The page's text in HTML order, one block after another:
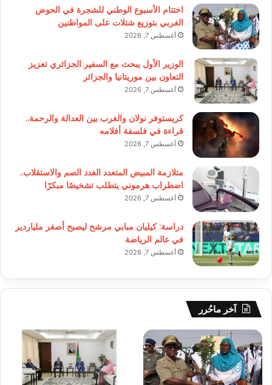
اختتام الأسبوع الوطني للشجرة في الحوض
الغربي بتوزيع شتلات على المواطنين
أغسطس 7, 2026
الوزير الأول يبحث مع السفير الجزائري تعزيز
التعاون بين موريتانيا والجزائر
أغسطس 7, 2026
كريستوفر نولان والغرب بين العدالة والرحمة..
قراءة في فلسفة أفلامه
أغسطس 7, 2026
متلازمة المبيض المتعدد الغدد الصم والاستقلاب..
اضطراب هرموني يتطلب تشخيصًا مبكرًا
أغسطس 7, 2026
دراسة: كيليان مبابي مرشح ليصبح أصغر ملياردير
في عالم الرياضة
أغسطس 7, 2026
آخر ماحُرر